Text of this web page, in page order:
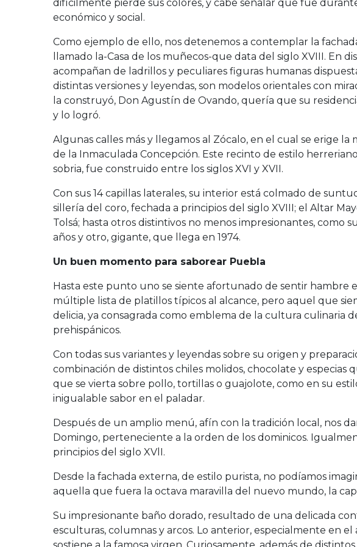
difícilmente pierde sus colores, y cabe señalar que fue
económico y social.
Como ejemplo de ello, nos detenemos a contemplar la
llamado la-Casa de los muñecos-que data del siglo XVIII. En
acompañan de ladrillos y peculiares figuras humanas
distintas versiones y leyendas, son modelos orientales con
la construyó, Don Agustín de Ovando, quería que su
y lo logró.
Algunas calles más y llegamos al Zócalo, en el cual se erige
de la Inmaculada Concepción. Este recinto de estilo
sobria, fue construido entre los siglos XVI y XVII.
Con sus 14 capillas laterales, su interior está colmado de
sillería del coro, fechada a principios del siglo XVIII; el Altar
Tolsá; hasta otros distintivos no menos impresionantes, como
años y otro, gigante, que llega en 1974.
Un buen momento para saborear Puebla
Hasta este punto uno se siente afortunado de sentir hambre
múltiple lista de platillos típicos al alcance, pero aquel que
delicia, ya consagrada como emblema de la cultura culinaria
prehispánicos.
Con todas sus variantes y leyendas sobre su origen y
combinación de distintos chiles molidos, chocolate y especias
que se vierta sobre pollo, tortillas o guajolote, como en su
inigualable sabor en el paladar.
Después de un amplio menú, afín con la tradición local, nos
Domingo, perteneciente a la orden de los dominicos.
principios del siglo XVlI.
Desde la fachada externa, de estilo purista, no podíamos
aquella que fuera la octava maravilla del nuevo mundo, la
Su impresionante baño dorado, resultado de una delicada
esculturas, columnas y arcos. Lo anterior, especialmente en